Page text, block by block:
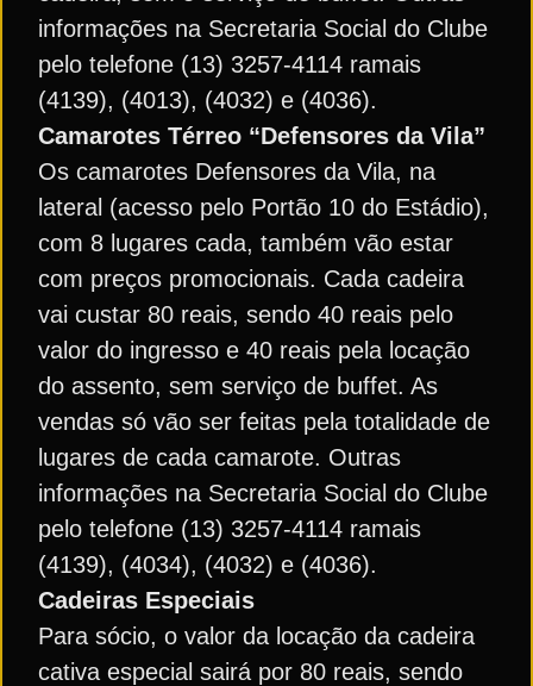
informações na Secretaria Social do Clube
pelo telefone (13) 3257-4114 ramais
(4139), (4013), (4032) e (4036).
Camarotes Térreo “Defensores da Vila”
Os camarotes Defensores da Vila, na
lateral (acesso pelo Portão 10 do Estádio),
com 8 lugares cada, também vão estar
com preços promocionais. Cada cadeira
vai custar 80 reais, sendo 40 reais pelo
valor do ingresso e 40 reais pela locação
do assento, sem serviço de buffet. As
vendas só vão ser feitas pela totalidade de
lugares de cada camarote. Outras
informações na Secretaria Social do Clube
pelo telefone (13) 3257-4114 ramais
(4139), (4034), (4032) e (4036).
Cadeiras Especiais
Para sócio, o valor da locação da cadeira
cativa especial sairá por 80 reais, sendo